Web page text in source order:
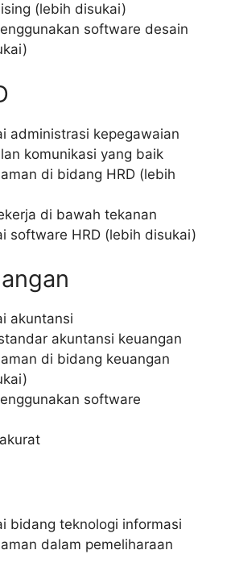
(lebih disukai)
software desain
administrasi kepegawaian
komunikasi yang baik
di bidang HRD (lebih
di bawah tekanan
software HRD (lebih disukai)
akuntansi
akuntansi keuangan
di bidang keuangan
software
bidang teknologi informasi
dalam pemeliharaan